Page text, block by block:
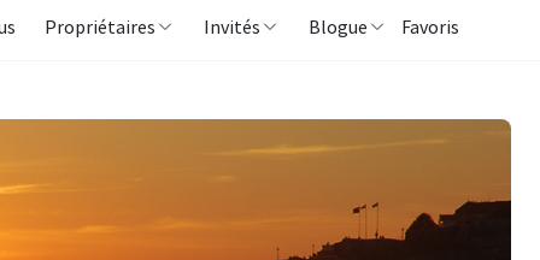
Propriétaires Invités Blogue Favoris